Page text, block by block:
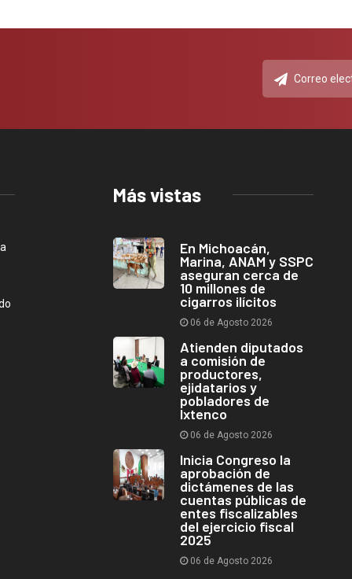
Más vistas
En Michoacán,
Marina, ANAM y SSPC
aseguran cerca de
10 millones de
cigarros ilícitos
06 de Agosto 2026
Atienden diputados
a comisión de
productores,
ejidatarios y
pobladores de
Ixtenco
06 de Agosto 2026
Inicia Congreso la
aprobación de
dictámenes de las
cuentas públicas de
entes fiscalizables
del ejercicio fiscal
2025
06 de Agosto 2026